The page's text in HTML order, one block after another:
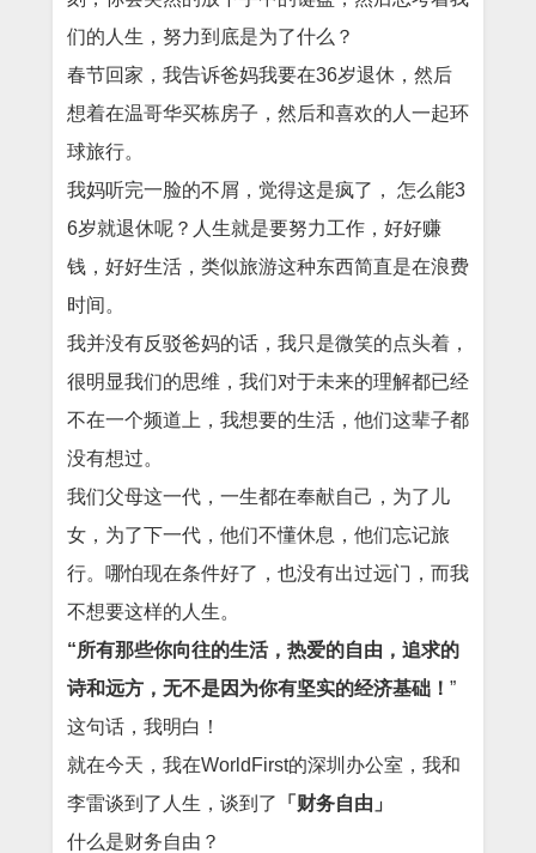
们的人生，努力到底是为了什么？
春节回家，我告诉爸妈我要在36岁退休，然后
想着在温哥华买栋房子，然后和喜欢的人一起环
球旅行。
我妈听完一脸的不屑，觉得这是疯了， 怎么能3
6岁就退休呢？人生就是要努力工作，好好赚
钱，好好生活，类似旅游这种东西简直是在浪费
时间。
我并没有反驳爸妈的话，我只是微笑的点头着，
很明显我们的思维，我们对于未来的理解都已经
不在一个频道上，我想要的生活，他们这辈子都
没有想过。
我们父母这一代，一生都在奉献自己，为了儿
女，为了下一代，他们不懂休息，他们忘记旅
行。哪怕现在条件好了，也没有出过远门，而我
不想要这样的人生。
“所有那些你向往的生活，热爱的自由，追求的
诗和远方，无不是因为你有坚实的经济基础！ ”
这句话，我明白！
就在今天，我在WorldFirst的深圳办公室，我和
李雷谈到了人生，谈到了
「财务自由」
什么是财务自由？